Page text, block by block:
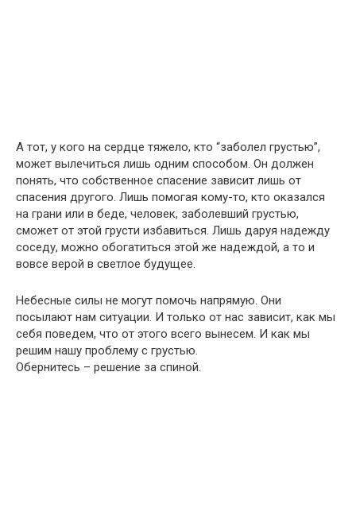
А тот, у кого на сердце тяжело, кто “заболел грустью”,
может вылечиться лишь одним способом. Он должен
понять, что собственное спасение зависит лишь от
спасения другого. Лишь помогая кому-то, кто оказался
на грани или в беде, человек, заболевший грустью,
сможет от этой грусти избавиться. Лишь даруя надежду
соседу, можно обогатиться этой же надеждой, а то и
вовсе верой в светлое будущее.
Небесные силы не могут помочь напрямую. Они
посылают нам ситуации. И только от нас зависит, как мы
себя поведем, что от этого всего вынесем. И как мы
решим нашу проблему с грустью.
Обернитесь – решение за спиной.